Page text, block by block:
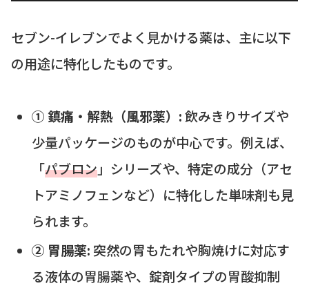
セブン-イレブンでよく見かける薬は、主に以下
の用途に特化したものです。
① 鎮痛・解熱（風邪薬）:飲みきりサイズや
少量パッケージのものが中心です。例えば、
「パブロン」シリーズや、特定の成分（アセ
トアミノフェンなど）に特化した単味剤も見
られます。
② 胃腸薬: 突然の胃もたれや胸焼けに対応す
る液体の胃腸薬や、錠剤タイプの胃酸抑制